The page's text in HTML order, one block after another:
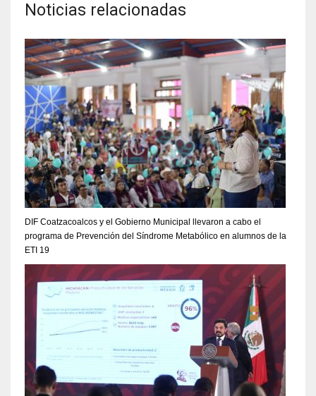
Noticias relacionadas
DIF Coatzacoalcos y el Gobierno Municipal llevaron a cabo el
programa de Prevención del Síndrome Metabólico en alumnos de la
ETI 19